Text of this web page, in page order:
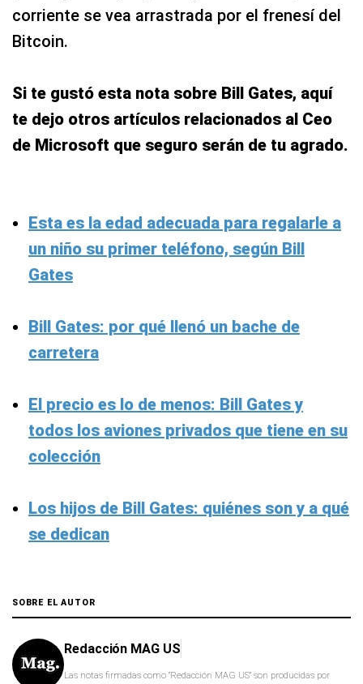
corriente se vea arrastrada por el frenesí del
Bitcoin.
Si te gustó esta nota sobre Bill Gates, aquí
te dejo otros artículos relacionados al Ceo
de Microsoft que seguro serán de tu agrado.
Esta es la edad adecuada para regalarle a
un niño su primer teléfono, según Bill
Gates
Bill Gates: por qué llenó un bache de
carretera
El precio es lo de menos: Bill Gates y
todos los aviones privados que tiene en su
colección
Los hijos de Bill Gates: quiénes son y a qué
se dedican
SOBRE EL AUTOR
Redacción MAG US
Las notas firmadas como "Redacción MAG US" son producidas por